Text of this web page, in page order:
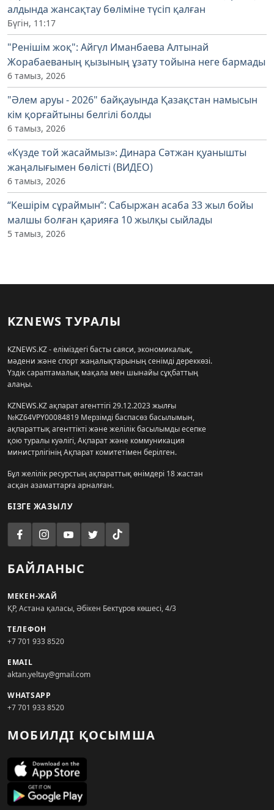
алдында жансақтау бөліміне түсіп қалған
Бүгін, 11:17
"Ренішім жоқ": Айгүл Иманбаева Алтынай
Жорабаеваның қызының ұзату тойына неге бармады
6 тамыз, 2026
"Әлем аруы - 2026" байқауында Қазақстан намысын
кім қорғайтыны белгілі болды
6 тамыз, 2026
«Күзде той жасаймыз»: Динара Сәтжан қуанышты
жаңалығымен бөлісті (ВИДЕО)
6 тамыз, 2026
“Кешірім сұраймын”: Сабыржан асаба 33 жыл бойы
малшы болған қарияға 10 жылқы сыйлады
5 тамыз, 2026
KZNEWS ТУРАЛЫ
KZNEWS.KZ - еліміздегі басты саяси, экономикалық,
мәдени және спорт жаңалықтарының сенімді дереккөзі.
Үздік сараптамалық мақала мен шынайы сұқбаттың
алаңы.
KZNEWS.KZ ақпарат агенттігі 29.12.2023 жылғы
№KZ64VPY00084819 Мерзімді баспасөз басылымын,
ақпараттық агенттікті және желілік басылымды есепке
қою туралы куәлігі, Ақпарат және коммуникация
министрлігінің Ақпарат комитетімен берілген.
Бұл желілік ресурстың ақпараттық өнімдері 18 жастан
асқан азаматтарға арналған.
БІЗГЕ ЖАЗЫЛУ
БАЙЛАНЫС
МЕКЕН-ЖАЙ
ҚР, Астана қаласы, Әбікен Бектұров көшесі, 4/3
ТЕЛЕФОН
+7 701 933 8520
EMAIL
aktan.yeltay@gmail.com
WHATSAPP
+7 701 933 8520
МОБИЛДІ ҚОСЫМША